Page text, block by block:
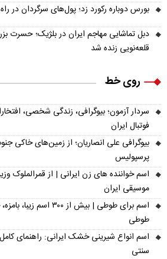
بورس دوباره رکورد زد؛ پول‌های سرگردان در راه
دبل تماشایی مهاجم ایران در بلژیک؛ حسرت
قلعه‌نویی زنده شد
روی خط
سردار آزمون؛ بیوگرافی، زندگی شخصی،
فوتبال ایران
بیوگرافی علی انصاریان؛ از زمین‌های خاکی
پرسپولیس
اسم خواننده های زن ایرانی | از قمرالملوک
موسیقی ایران
اسم برای طوطی | بیش از
طوطی
اسم انواع شیرینی خشک ایرانی: راهنمای
سنتی